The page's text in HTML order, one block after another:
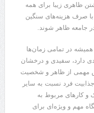
ظاهری زیبا برای همه
با صرف هزینه‌های سنگین
جامعه ظاهر شوند.
همیشه در تمامی زمان‌ها
دارد، سفیدی و درخشان
مهمی از ظاهر و شخصیت
فرد نسبت به سایر
و کارهای مربوط به
مهم و ویژه‌ای برای